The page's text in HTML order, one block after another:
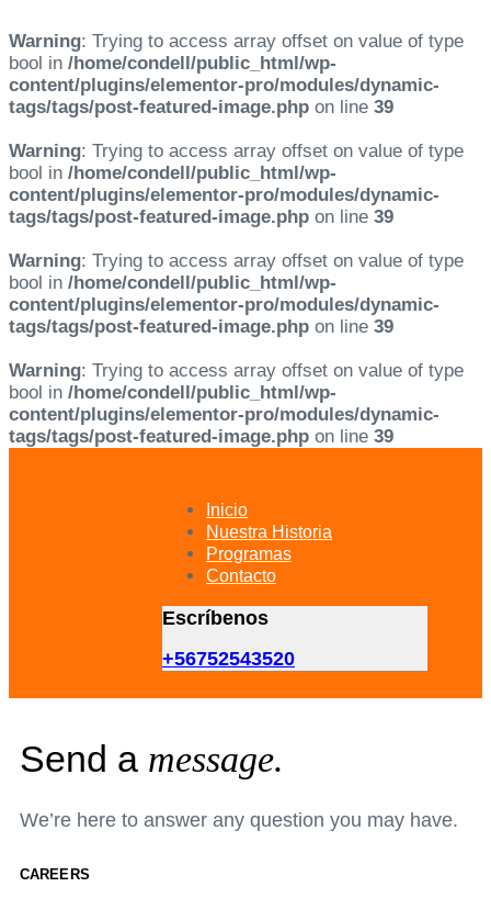
Warning: Trying to access array offset on value of type
bool in /home/condell/public_html/wp-
content/plugins/elementor-pro/modules/dynamic-
tags/tags/post-featured-image.php on line 39
Warning: Trying to access array offset on value of type
bool in /home/condell/public_html/wp-
content/plugins/elementor-pro/modules/dynamic-
tags/tags/post-featured-image.php on line 39
Warning: Trying to access array offset on value of type
bool in /home/condell/public_html/wp-
content/plugins/elementor-pro/modules/dynamic-
tags/tags/post-featured-image.php on line 39
Warning: Trying to access array offset on value of type
bool in /home/condell/public_html/wp-
content/plugins/elementor-pro/modules/dynamic-
tags/tags/post-featured-image.php on line 39
Inicio
Nuestra Historia
Programas
Contacto
Escríbenos
+56752543520
Send a message.
We’re here to answer any question you may have.
CAREERS